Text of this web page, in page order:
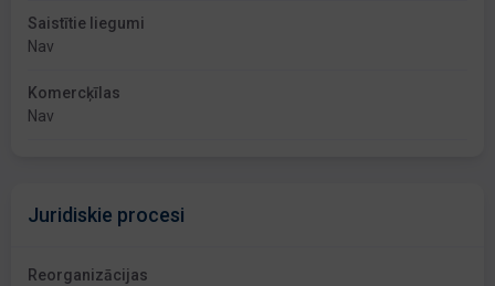
Saistītie liegumi
Nav
Komercķīlas
Nav
Juridiskie procesi
Reorganizācijas